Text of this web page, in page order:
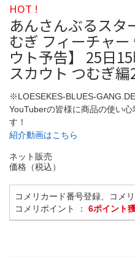
HOT !
あんさんぶるスタ
むぎ フィーチャ
ウト予告】 25日
スカウト つむぎ編
※LOESEKES-BLUES-
YouTuberの皆様に商品の使い
す！
紹介動画はこちら
ネット販売
価格（税込）
コメリカード番号登録、コメ
コメリポイント ： 6ポイント